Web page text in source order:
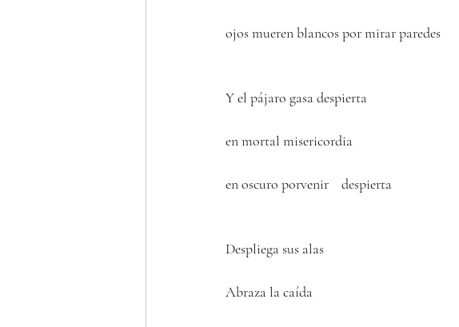
ojos mueren blancos por mirar paredes
Y el pájaro gasa despierta
en mortal misericordia
en oscuro porvenir    despierta
Despliega sus alas
Abraza la caída